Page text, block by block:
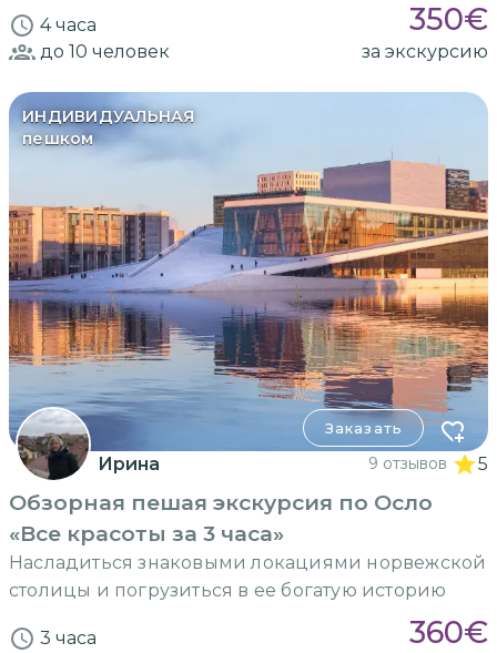
4 часа 350€
до 10 человек за экскурсию
ИНДИВИДУАЛЬНАЯ
пешком
Заказать
Ирина 9 отзывов 5
Обзорная пешая экскурсия по Осло
«Все красоты за 3 часа»
Насладиться знаковыми локациями норвежской
столицы и погрузиться в ее богатую историю
3 часа 360€